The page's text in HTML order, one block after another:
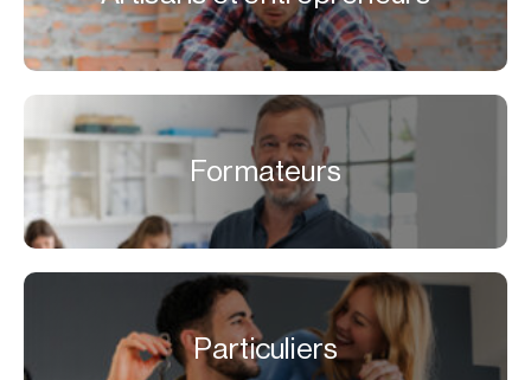
Formateurs
Particuliers